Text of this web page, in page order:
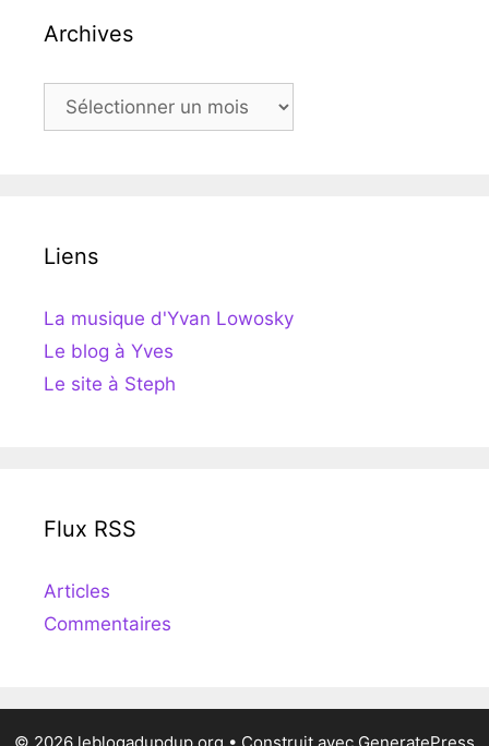
Archives
Archives
Liens
La musique d'Yvan Lowosky
Le blog à Yves
Le site à Steph
Flux RSS
Articles
Commentaires